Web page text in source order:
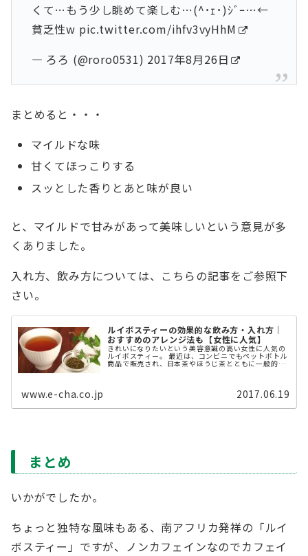
くて…もう少し眺めて楽しむ…(^･ｪ･)ｼﾞｰ…←
貧乏性w pic.twitter.com/ihfv3vyHhM
— ろろ (@roro0531) 2017年8月26日
まとめると・・・
マイルドな味
甘くてほっこりする
スッとした香りとあと味が良い
と、マイルドで甘みがあって美味しいという意見が多
くありました。
入れ方、飲み方については、こちらの記事をご参照下
さい。
ルイボスティーの効果的な飲み方・入れ方｜
おすすめのアレンジ法も【女性に人気】
きれいになりたいという美容意識の高い女性に人気の
ルイボスティー。 最近は、コンビニでもペットボトル
商品で販売され、日本茶やほうじ茶とともに一般的に
www.e-cha.co.jp 2017.06.19
まとめ
いかがでしたか。
ちょっと独特な風味もある、南アフリカ発祥の「ルイ
ボスティー」ですが、ノンカフェインなのでカフェイ